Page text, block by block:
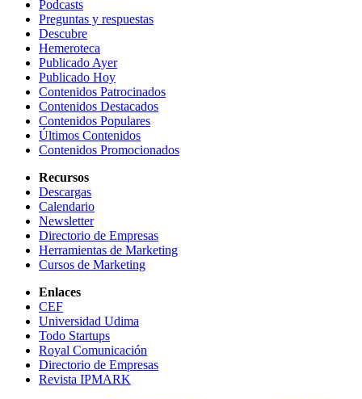
Podcasts
Preguntas y respuestas
Descubre
Hemeroteca
Publicado Ayer
Publicado Hoy
Contenidos Patrocinados
Contenidos Destacados
Contenidos Populares
Últimos Contenidos
Contenidos Promocionados
Recursos
Descargas
Calendario
Newsletter
Directorio de Empresas
Herramientas de Marketing
Cursos de Marketing
Enlaces
CEF
Universidad Udima
Todo Startups
Royal Comunicación
Directorio de Empresas
Revista IPMARK